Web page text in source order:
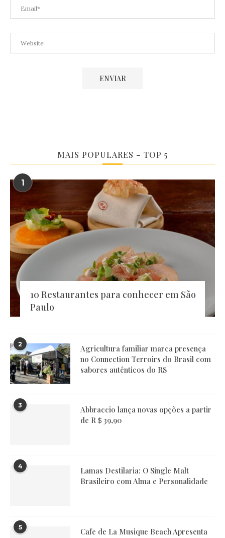
MAIS POPULARES – TOP 5
1
10 Restaurantes para conhecer em São
Paulo
2
Agricultura familiar marca presença
no Connection Terroirs do Brasil com
sabores autênticos do RS
3
Abbraccio lança novas opções a partir
de R＄39,90
4
Lamas Destilaria: O Single Malt
Brasileiro com Alma e Personalidade
5
Cafe de La Musique Beach Apresenta